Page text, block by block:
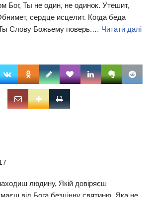
Бог, Ты не один, не одинок. Утешит,
сердце исцелит. Когда беда
Слову Божьему поверь.… Читати далі
людину, Якій довіряєш